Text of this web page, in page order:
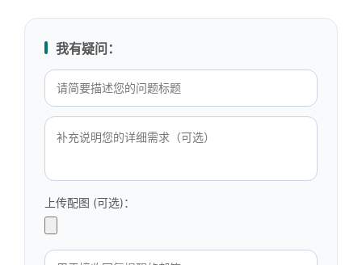
我有疑问：
上传配图 (可选)：